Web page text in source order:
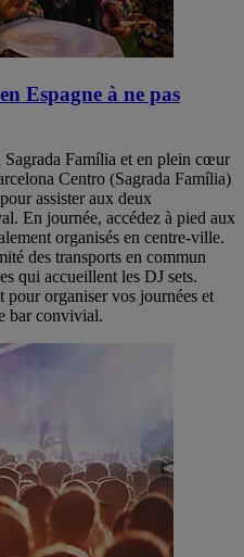
Espagne à ne pas
Família et en plein cœur
Centro (Sagrada Família)
assister aux deux
En journée, accédez à pied aux
organisés en centre-ville.
des transports en commun
qui accueillent les DJ sets.
organiser vos journées et
bar convivial.